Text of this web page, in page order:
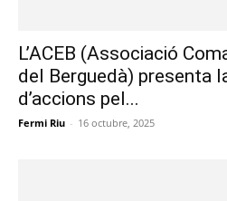
L’ACEB (Associació
del Berguedà) presenta
d’accions pel...
Fermi Riu - 16 octubre, 2025